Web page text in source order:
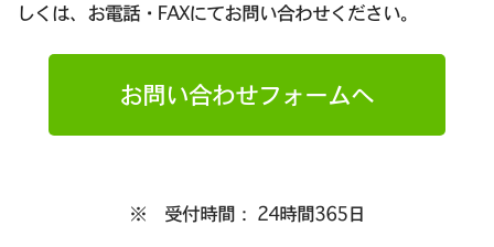
しくは、お電話・FAXにてお問い合わせください。
お問い合わせフォームへ
※ 受付時間： 24時間365日